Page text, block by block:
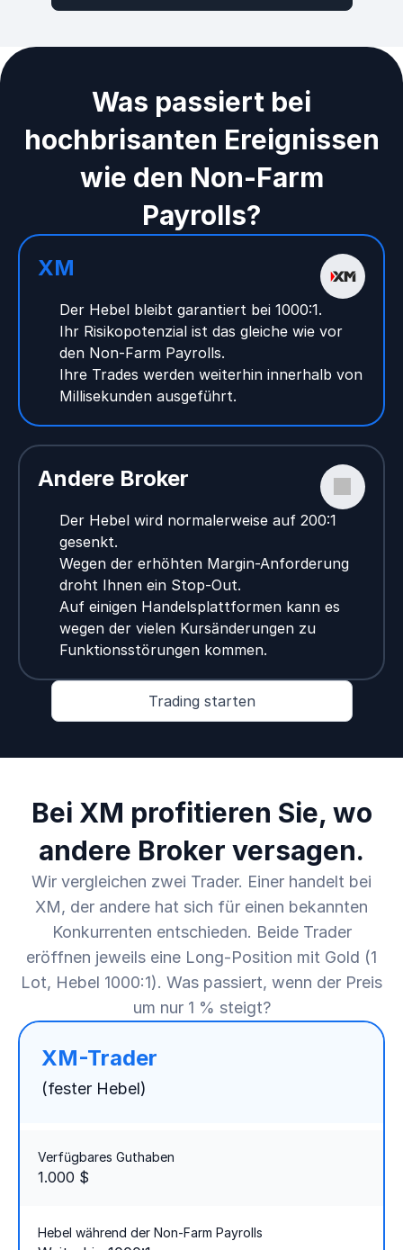
Was passiert bei
hochbrisanten Ereignissen
wie den Non-Farm
Payrolls?
XM
Der Hebel bleibt garantiert bei 1000:1.
Ihr Risikopotenzial ist das gleiche wie vor
den Non-Farm Payrolls.
Ihre Trades werden weiterhin innerhalb von
Millisekunden ausgeführt.
Andere Broker
Der Hebel wird normalerweise auf 200:1
gesenkt.
Wegen der erhöhten Margin-Anforderung
droht Ihnen ein Stop-Out.
Auf einigen Handelsplattformen kann es
wegen der vielen Kursänderungen zu
Funktionsstörungen kommen.
Trading starten
Bei XM profitieren Sie, wo
andere Broker versagen.
Wir vergleichen zwei Trader. Einer handelt bei
XM, der andere hat sich für einen bekannten
Konkurrenten entschieden. Beide Trader
eröffnen jeweils eine Long-Position mit Gold (1
Lot, Hebel 1000:1). Was passiert, wenn der Preis
um nur 1 % steigt?
XM-Trader
(fester Hebel)
Verfügbares Guthaben
1.000 $
Hebel während der Non-Farm Payrolls